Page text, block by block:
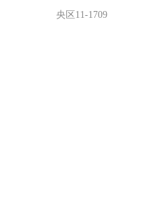
央区11-1709